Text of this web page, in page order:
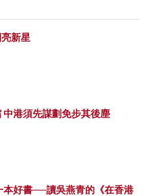
新星
中港須先謀劃免步其後塵
本好書──讀吳燕青的《在香港